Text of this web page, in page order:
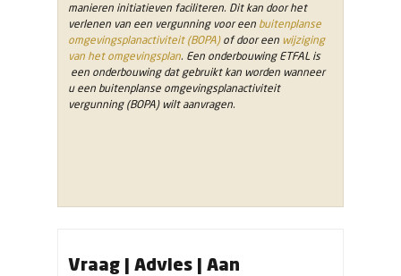
manieren initiatieven faciliteren. Dit kan door het
verlenen van een vergunning voor een buitenplanse
omgevingsplanactiviteit (BOPA)of door een wijziging
van het omgevingsplan. Een onderbouwing ETFAL is
een onderbouwing dat gebruikt kan worden wanneer
u een buitenplanse omgevingsplanactiviteit
vergunning (BOPA) wilt aanvragen.
Vraag | Advies | Aan